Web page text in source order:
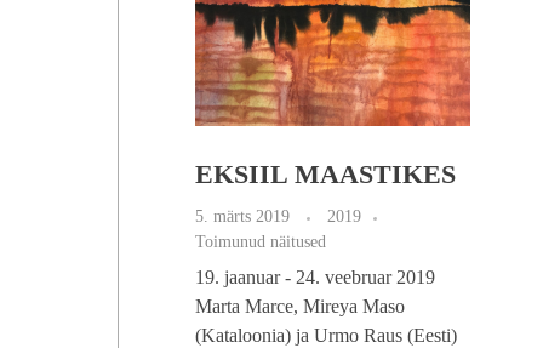
EKSIIL MAASTIKES
5. märts 2019
2019
Toimunud näitused
19. jaanuar - 24. veebruar 2019
Marta Marce, Mireya Maso
(Kataloonia) ja Urmo Raus (Eesti)